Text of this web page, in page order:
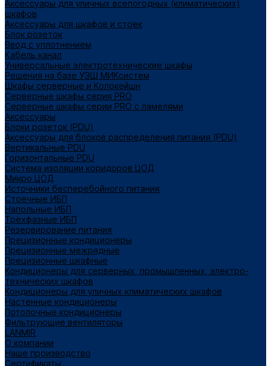
Аксессуары для уличных всепогодных (климатических)
шкафов
Аксессуары для шкафов и стоек
Блок розеток
Ввод с уплотнением
Кабель канал
Универсальные электротехнические шкафы
Решения на базе УЭШ МИКсистем
Шкафы серверные и Колокейшн
Серверные шкафы серия PRO
Серверные шкафы серии PRO с ламелями
Аксессуары
Блоки розеток (PDU)
Аксессуары для блоков распределения питания (PDU)
Вертикальные PDU
Горизонтальные PDU
Система изоляции коридоров ЦОД
Микро ЦОД
Источники бесперебойного питания
Стоечные ИБП
Напольные ИБП
Трёхфазные ИБП
Резервирование питания
Прецизионные кондиционеры
Прецизионные межрядные
Прецизионные шкафные
Кондиционеры для серверных, промышленных, электро-
технических шкафов
Кондиционеры для уличных климатических шкафов
Настенные кондиционеры
Потолочные кондиционеры
Фильтрующие вентиляторы
LANMIR
О компании
Наше производство
Сертификаты